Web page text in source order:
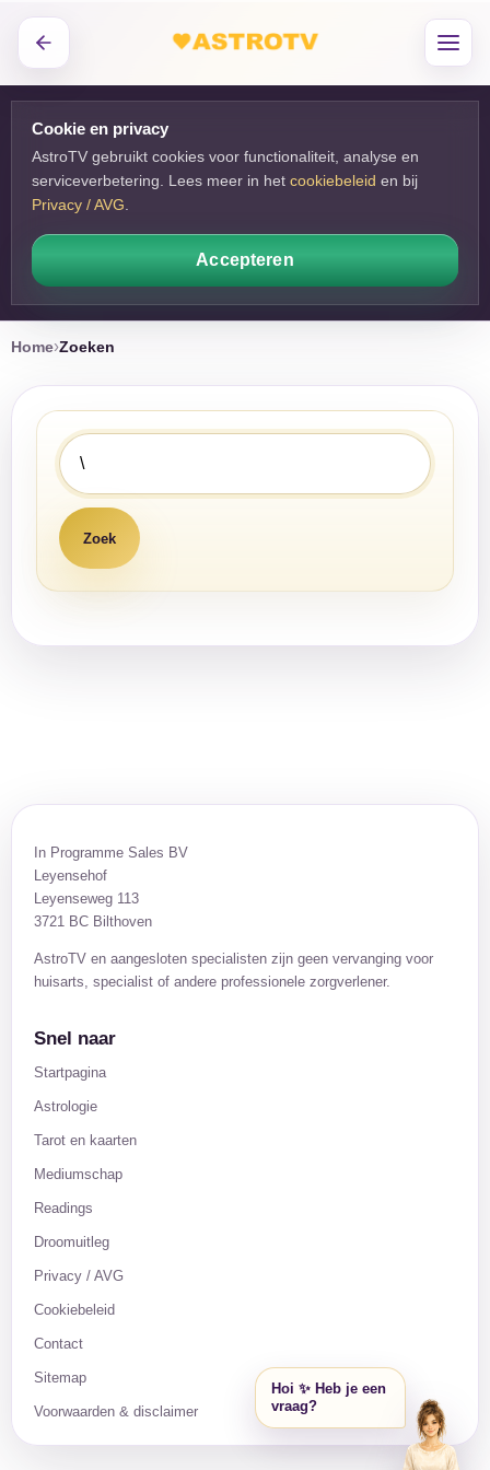
Cookie en privacy
AstroTV gebruikt cookies voor functionaliteit, analyse en
serviceverbetering. Lees meer in het cookiebeleid en bij
Privacy / AVG
Accepteren
Home Zoeken
In Programme Sales BV
Leyensehof
Leyenseweg 113
3721 BC Bilthoven
AstroTV en aangesloten specialisten zijn geen vervanging voor
huisarts, specialist of andere professionele zorgverlener.
Snel naar
Startpagina
Astrologie
Tarot en kaarten
Mediumschap
Readings
Droomuitleg
Privacy / AVG
Cookiebeleid
Contact
Sitemap
Voorwaarden & disclaimer
Hoi ✨ Heb je een
vraag?